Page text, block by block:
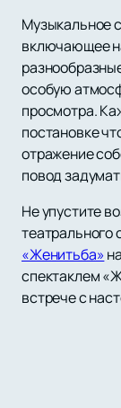
Музыкальное
включающее
особую
просмотра.
постановке
отражение
повод
Не упустите
театрального
«Женитьба»
спектаклем
встрече с